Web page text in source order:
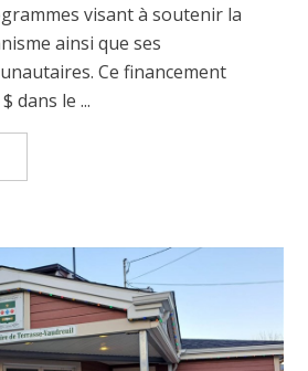
visant à soutenir la
ainsi que ses
Ce financement
dans le ...